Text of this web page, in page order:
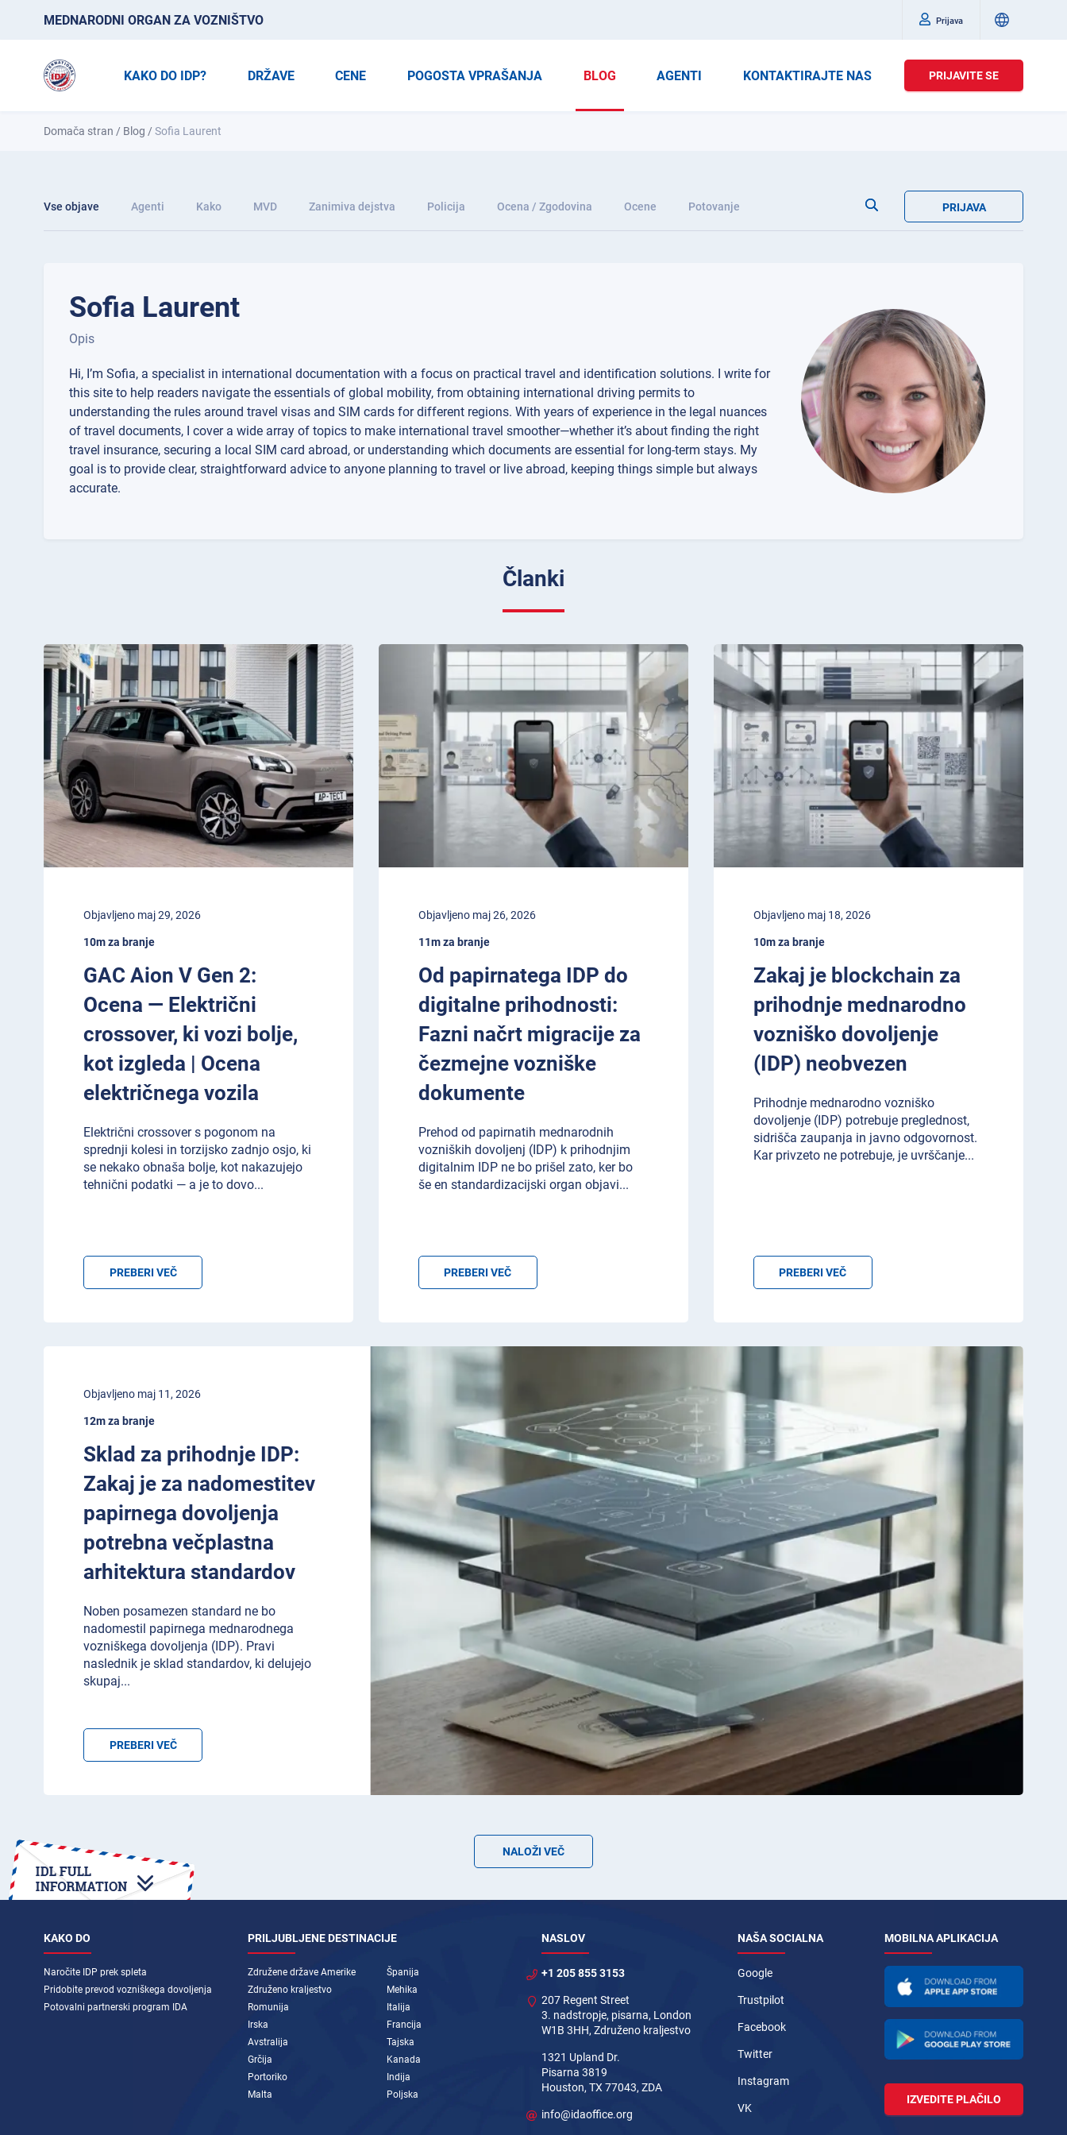
MEDNARODNI ORGAN ZA VOZNIŠTVO Prijava
KAKO DO IDP? DRŽAVE CENE POGOSTA VPRAŠANJA BLOG AGENTI KONTAKTIRAJTE NAS PRIJAVITE SE
Domača stran / Blog /Sofia Laurent
Vse objave Agenti Kako MVD Zanimiva dejstva Policija Ocena / Zgodovina Ocene Potovanje PRIJAVA
Sofia Laurent
Opis
Hi, I’m Sofia, a specialist in international documentation with a focus on practical travel and identification solutions. I write for
this site to help readers navigate the essentials of global mobility, from obtaining international driving permits to
understanding the rules around travel visas and SIM cards for different regions. With years of experience in the legal nuances
of travel documents, I cover a wide array of topics to make international travel smoother—whether it’s about finding the right
travel insurance, securing a local SIM card abroad, or understanding which documents are essential for long-term stays. My
goal is to provide clear, straightforward advice to anyone planning to travel or live abroad, keeping things simple but always
accurate.
Članki
Objavljeno maj 29, 2026
10m za branje
GAC Aion V Gen 2:
Ocena — Električni
crossover, ki vozi bolje,
kot izgleda | Ocena
električnega vozila
Električni crossover s pogonom na
sprednji kolesi in torzijsko zadnjo osjo, ki
se nekako obnaša bolje, kot nakazujejo
tehnični podatki — a je to dovo...
PREBERI VEČ
Objavljeno maj 26, 2026
11m za branje
Od papirnatega IDP do
digitalne prihodnosti:
Fazni načrt migracije za
čezmejne vozniške
dokumente
Prehod od papirnatih mednarodnih
vozniških dovoljenj (IDP) k prihodnjim
digitalnim IDP ne bo prišel zato, ker bo
še en standardizacijski organ objavi...
PREBERI VEČ
Objavljeno maj 18, 2026
10m za branje
Zakaj je blockchain za
prihodnje mednarodno
vozniško dovoljenje
(IDP) neobvezen
Prihodnje mednarodno vozniško
dovoljenje (IDP) potrebuje preglednost,
sidrišča zaupanja in javno odgovornost.
Kar privzeto ne potrebuje, je uvrščanje...
PREBERI VEČ
Objavljeno maj 11, 2026
12m za branje
Sklad za prihodnje IDP:
Zakaj je za nadomestitev
papirnega dovoljenja
potrebna večplastna
arhitektura standardov
Noben posamezen standard ne bo
nadomestil papirnega mednarodnega
vozniškega dovoljenja (IDP). Pravi
naslednik je sklad standardov, ki delujejo
skupaj...
PREBERI VEČ
NALOŽI VEČ
KAKO DO
Naročite IDP prek spleta
Pridobite prevod vozniškega dovoljenja
Potovalni partnerski program IDA
PRILJUBLJENE DESTINACIJE
Združene države Amerike
Združeno kraljestvo
Romunija
Irska
Avstralija
Grčija
Portoriko
Malta
Španija
Mehika
Italija
Francija
Tajska
Kanada
Indija
Poljska
NASLOV
+1 205 855 3153
207 Regent Street
3. nadstropje, pisarna, London
W1B 3HH, Združeno kraljestvo
1321 Upland Dr.
Pisarna 3819
Houston, TX 77043, ZDA
info@idaoffice.org
NAŠA SOCIALNA
Google
Trustpilot
Facebook
Twitter
Instagram
VK
MOBILNA APLIKACIJA
IZVEDITE PLAČILO